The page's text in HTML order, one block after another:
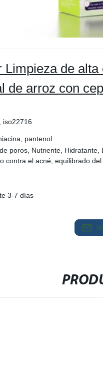
de
de arroz con
iso22716
pantenol
poros, Nutriente,
contra el acné, equilibrado del
3-7 días